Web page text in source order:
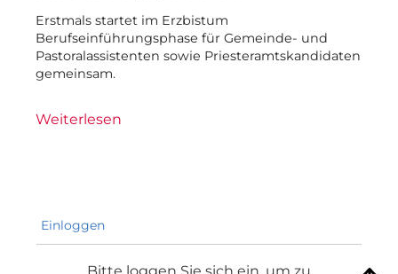
Erstmals startet im Erzbistum
Berufseinführungsphase für Gemeinde- und
Pastoralassistenten sowie Priesteramtskandidaten
gemeinsam.
Weiterlesen
Einloggen
Bitte loggen Sie sich ein, um zu